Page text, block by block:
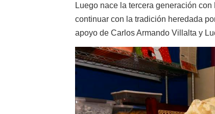
Luego nace la tercera generación con
continuar con la tradición heredada
apoyo de Carlos Armando Villalta y